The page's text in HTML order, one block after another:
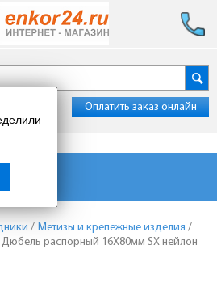
Оплатить заказ онлайн
/ Метизы и крепежные изделия /
Дюбель распорный 16X80мм SX нейлон